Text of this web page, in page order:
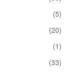
(5)
(20)
(1)
(33)